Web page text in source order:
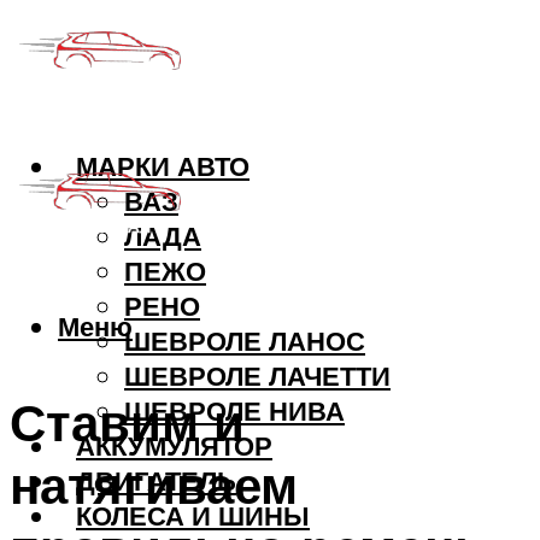
МАРКИ АВТО
ВАЗ
ЛАДА
ПЕЖО
РЕНО
ШЕВРОЛЕ ЛАНОС
ШЕВРОЛЕ ЛАЧЕТТИ
ШЕВРОЛЕ НИВА
АККУМУЛЯТОР
ДВИГАТЕЛЬ
КОЛЕСА И ШИНЫ
Меню
Ставим и
натягиваем